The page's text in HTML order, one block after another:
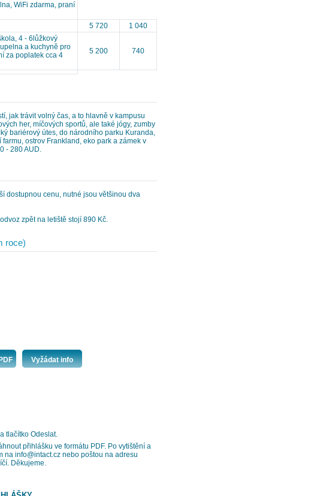
WiFi zdarma, praní
5 720
1 040
4 - 6lůžkový
a kuchyně pro
za poplatek cca 4
5 200 740
jak trávit volný čas, a to hlavně v kampusu
her, míčových sportů, ale také jógy, zumby
bariérový útes, do národního parku Kuranda,
ostrov Frankland, eko park a zámek v
- 280 AUD.
dostupnou cenu, nutné jsou většinou dva
zpět na letiště stojí 890 Kč.
roce)
Vyžádat info
tlačítko Odeslat.
přihlášku ve formátu PDF. Po vytištění a
info@intact.cz nebo poštou na adresu
Děkujeme.